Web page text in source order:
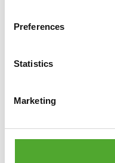
Preferences
Statistics
Marketing